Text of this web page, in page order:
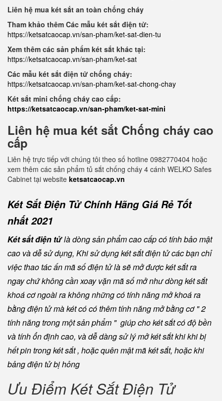
Liên hệ mua két sắt an toàn chống cháy
Tham khảo thêm Các mẫu két sắt điện tử:
https://ketsatcaocap.vn/san-pham/ket-sat-dien-tu
Xem thêm các sản phẩm két sắt khác tại:
https://ketsatcaocap.vn/san-pham/ket-sat
Các mẫu két sắt điện tử chống cháy:
https://ketsatcaocap.vn/san-pham/ket-sat-chong-chay
Két sắt mini chống cháy cao cấp:
https://ketsatcaocap.vn/san-pham/ket-sat-mini
Liên hệ mua két sắt Chống cháy cao
cấp
Liên hệ trực tiếp với chúng tôi theo số hotline 0982770404 hoặc
xem thêm các sản phẩm tủ sắt chống cháy 4 cánh WELKO Safes
Cabinet tại website ketsatcaocap.vn
Két Sắt Điện Tử Chính Hãng Giá Rẻ Tốt
nhất 2021
Két sắt điện tửlà dòng sản phẩm cao cấp có tính bảo mật
cao và dễ sử dụng, Khi sử dụng két sắt điện tử các bạn chỉ
việc thao tác ấn mã số điện tử là sẽ mở được két sắt ra
ngay chứ không cần xoay vặn mã số mở như dòng két sắt
khoá cơ ngoài ra không những có tính năng mở khoá ra
bằng điện tử mà két có có thêm tính năng mở bằng cơ " 2
tính năng trong một sản phẩm " giúp cho két sắt có độ bền
và tính ổn định cao, và dễ dàng sử lý mở két sắt khi khi bị
hết pin trong két sắt , hoặc quên mật mã két sắt, hoặc khi
bảng điện tử bị hỏng
Ưu Điểm Két Sắt Điện Tử